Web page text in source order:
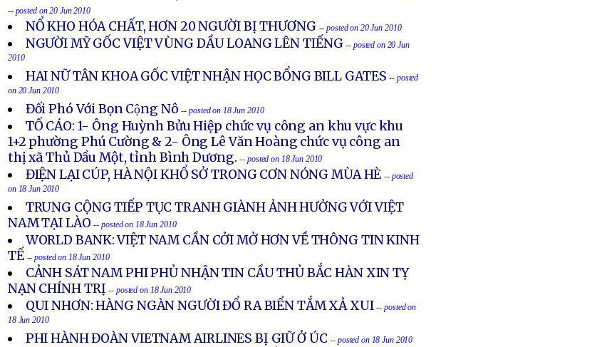
-- posted on 20 Jun 2010
NỔ KHO HÓA CHẤT, HƠN 20 NGƯỜI BỊ THƯƠNG -- posted on 20 Jun 2010
NGƯỜI MỸ GỐC VIỆT VÙNG DẦU LOANG LÊN TIẾNG -- posted on 20 Jun
2010
HAI NỮ TÂN KHOA GỐC VIỆT NHẬN HỌC BỔNG BILL GATES -- posted
on 20 Jun 2010
Đối Phó Với Bọn Cộng Nô -- posted on 18 Jun 2010
TỐ CÁO: 1- Ông Huỳnh Bửu Hiệp chức vụ công an khu vực khu
1+2 phường Phú Cường & 2- Ông Lê Văn Hoàng chức vụ công an
thị xã Thủ Dầu Một, tỉnh Bình Dương. -- posted on 18 Jun 2010
ĐIỆN LẠI CÚP, HÀ NỘI KHỔ SỞ TRONG CƠN NÓNG MÙA HÈ -- posted
on 18 Jun 2010
TRUNG CỘNG TIẾP TỤC TRANH GIÀNH ẢNH HƯỞNG VỚI VIỆT
NAM TẠI LÀO -- posted on 18 Jun 2010
WORLD BANK: VIỆT NAM CẦN CỞI MỞ HƠN VỀ THÔNG TIN KINH
TẾ -- posted on 18 Jun 2010
CẢNH SÁT NAM PHI PHỦ NHẬN TIN CẦU THỦ BẮC HÀN XIN TỴ
NẠN CHÍNH TRỊ -- posted on 18 Jun 2010
QUI NHƠN: HÀNG NGÀN NGƯỜI ĐỔ RA BIỂN TẮM XẢ XUI -- posted on
18 Jun 2010
PHI HÀNH ĐOÀN VIETNAM AIRLINES BỊ GIỮ Ở ÚC -- posted on 18 Jun 2010